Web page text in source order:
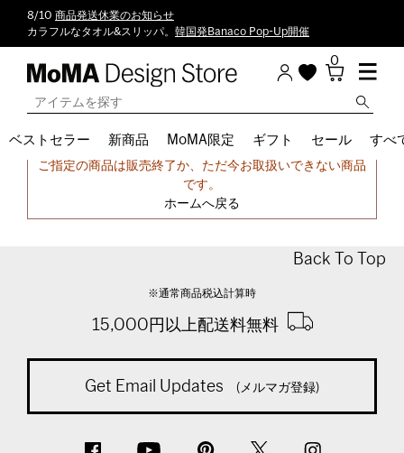
8/10 商品発送休業のお知らせ
カラフルなタオル&スリッパ。 韓国発Banaco Pop-Up開催
0
ベストセラー 新商品 MoMA限定 ギフト セール すべ
申し訳ございません。
ご指定の商品は販売終了か、ただ今お取扱いできない商品
です。
ホームへ戻る
Back To Top
※通常商品税込計算時
15,000円以上配送料無料
Get Email Updates (メルマガ登録)